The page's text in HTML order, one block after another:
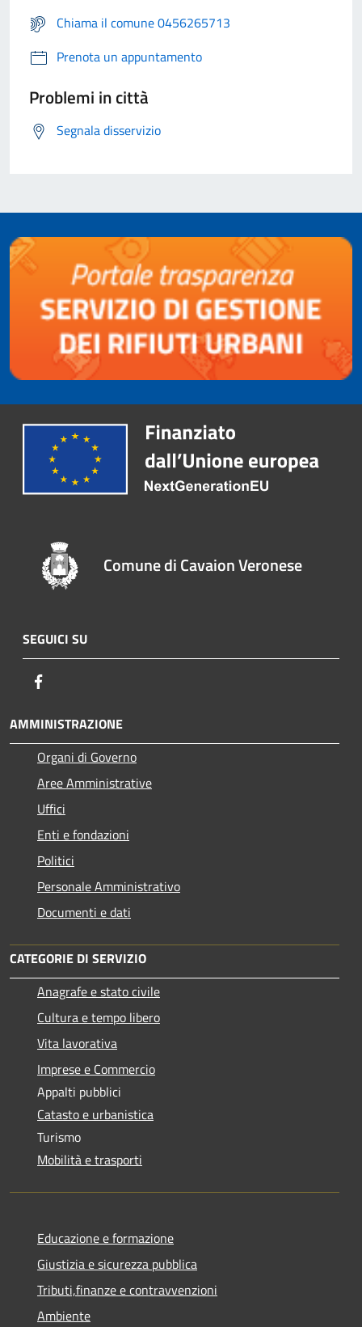
Chiama il comune 0456265713
Prenota un appuntamento
Problemi in città
Segnala disservizio
Comune di Cavaion Veronese
SEGUICI SU
AMMINISTRAZIONE
Organi di Governo
Aree Amministrative
Uffici
Enti e fondazioni
Politici
Personale Amministrativo
Documenti e dati
CATEGORIE DI SERVIZIO
Anagrafe e stato civile
Cultura e tempo libero
Vita lavorativa
Imprese e Commercio
Appalti pubblici
Catasto e urbanistica
Turismo
Mobilità e trasporti
Educazione e formazione
Giustizia e sicurezza pubblica
Tributi,finanze e contravvenzioni
Ambiente